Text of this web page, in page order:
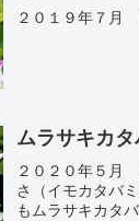
２０１９年７月
ムラサキカタ
２０２０年５月
さ（イモカタバ
もムラサキカタ